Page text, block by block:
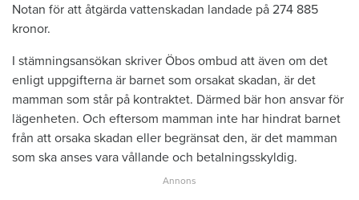
Notan för att åtgärda vattenskadan landade på 274 885
kronor.
I stämningsansökan skriver Öbos ombud att även om det
enligt uppgifterna är barnet som orsakat skadan, är det
mamman som står på kontraktet. Därmed bär hon ansvar för
lägenheten. Och eftersom mamman inte har hindrat barnet
från att orsaka skadan eller begränsat den, är det mamman
som ska anses vara vållande och betalningsskyldig.